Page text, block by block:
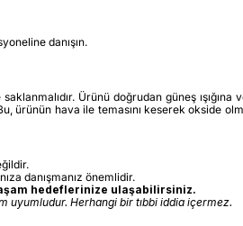
danışın.
Ürünü doğrudan güneş ışığına
ürünün hava ile temasını keserek okside
danışmanız önemlidir.
hedeflerinize ulaşabilirsiniz.
uyumludur. Herhangi bir tıbbi iddia içermez.